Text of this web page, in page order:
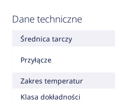
Dane techniczne
Średnica tarczy
Przyłącze
Zakres temperatur
Klasa dokładności